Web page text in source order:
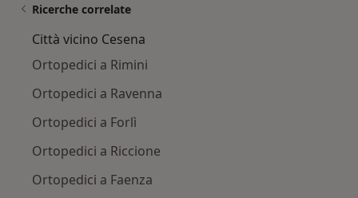
Ricerche correlate
Città vicino Cesena
Ortopedici a Rimini
Ortopedici a Ravenna
Ortopedici a Forlì
Ortopedici a Riccione
Ortopedici a Faenza